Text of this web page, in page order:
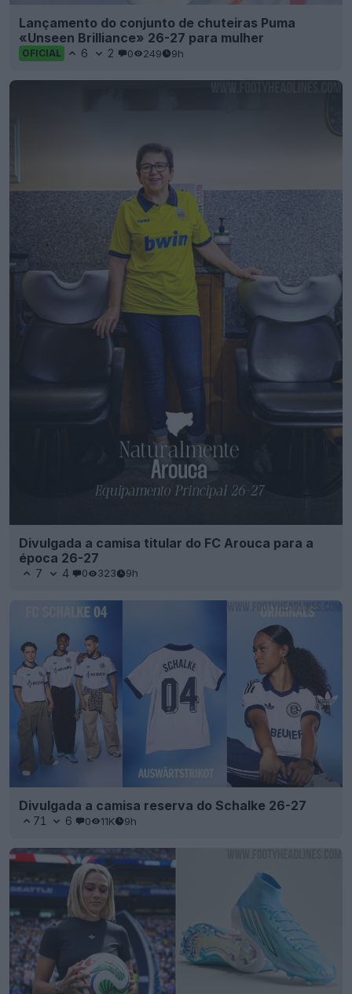
Lançamento do conjunto de chuteiras Puma
«Unseen Brilliance» 26-27 para mulher
OFICIAL 6 2 0 249 9h
Divulgada a camisa titular do FC Arouca para a
época 26-27
7 4 0 323 9h
Divulgada a camisa reserva do Schalke 26-27
71 6 0 11K 9h